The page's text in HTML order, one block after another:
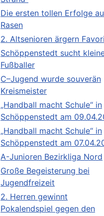
Die ersten tollen Erfolge
Rasen
2. Altsenioren ärgern
Schöppenstedt sucht
Fußballer
C–Jugend wurde souverän
Kreismeister
„Handball macht Schule“ in
Schöppenstedt am
„Handball macht Schule“ in
Schöppenstedt am
A-Junioren Bezirkliga Nord
Große Begeisterung bei
Jugendfreizeit
2. Herren gewinnt
Pokalendspiel gegen den